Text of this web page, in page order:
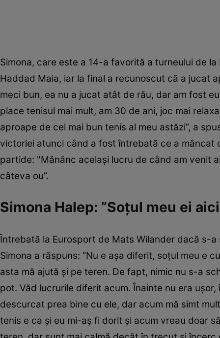
Simona, care este a 14-a favorită a turneului de
Haddad Maia, iar la final a recunoscut că a jucat
meci bun, ea nu a jucat atât de rău, dar am fost
place tenisul mai mult, am 30 de ani, joc mai
aproape de cel mai bun tenis al meu astăzi”, a
victoriei atunci când a fost întrebată ce a mâncat
partide: "Mănânc acelaşi lucru de când am venit
câteva ou”.
Simona Halep: ”Soțul meu ei
Întrebată la Eurosport de Mats Wilander dacă s-
Simona a răspuns: ”Nu e aşa diferit, soţul meu e
asta mă ajută şi pe teren. De fapt, nimic nu s-a
pot. Văd lucrurile diferit acum. Înainte nu era
descurcat prea bine cu ele, dar acum mă simt
tenis e ca şi eu mi-aş fi dorit şi acum vreau doar